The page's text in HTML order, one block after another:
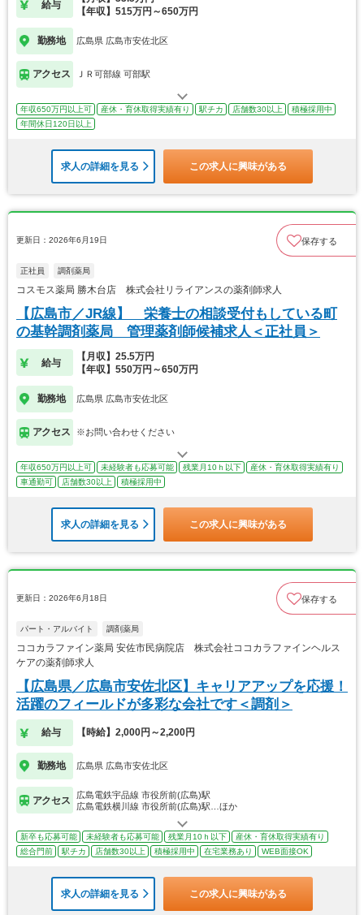
給与
【年収】515万円～650万円
勤務地 広島県 広島市安佐北区
アクセス ＪＲ可部線 可部駅
年収650万円以上可 産休・育休取得実績有り 駅チカ 店舗数30以上
積極採用中
年間休日120日以上
求人の詳細を見る この求人に興味がある
更新日：2026年6月19日 保存する
正社員 調剤薬局
コスモス薬局 勝木台店 株式会社リライアンスの薬剤師求人
【広島市／JR線】 栄養士の相談受付もしている町
の基幹調剤薬局 管理薬剤師候補求人＜正社員＞
給与
【月収】25.5万円
【年収】550万円～650万円
勤務地 広島県 広島市安佐北区
アクセス ※お問い合わせください
年収650万円以上可 未経験者も応募可能 残業月10ｈ以下
産休・育休取得実績有り
車通勤可
店舗数30以上 積極採用中
求人の詳細を見る この求人に興味がある
更新日：2026年6月18日 保存する
パート・アルバイト 調剤薬局
ココカラファイン薬局 安佐市民病院店 株式会社ココカラファインヘルス
ケアの薬剤師求人
【広島県／広島市安佐北区】キャリアアップを応援！
活躍のフィールドが多彩な会社です＜調剤＞
給与 【時給】2,000円～2,200円
勤務地 広島県 広島市安佐北区
アクセス
広島電鉄宇品線 市役所前(広島)駅
広島電鉄横川線 市役所前(広島)駅…ほか
新卒も応募可能 未経験者も応募可能 残業月10ｈ以下
産休・育休取得実績有り
総合門前
駅チカ 店舗数30以上 積極採用中 在宅業務あり WEB面接OK
求人の詳細を見る この求人に興味がある